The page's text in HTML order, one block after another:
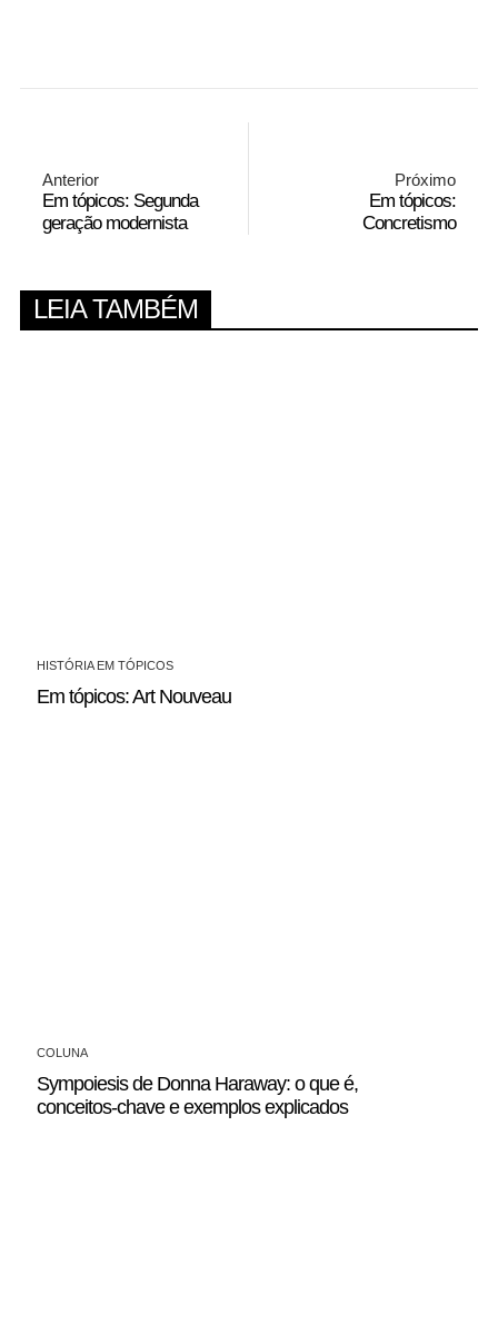
Anterior
Em tópicos: Segunda
geração modernista
Próximo
Em tópicos:
Concretismo
LEIA TAMBÉM
HISTÓRIA EM TÓPICOS
Em tópicos: Art Nouveau
COLUNA
Sympoiesis de Donna Haraway: o que é,
conceitos-chave e exemplos explicados